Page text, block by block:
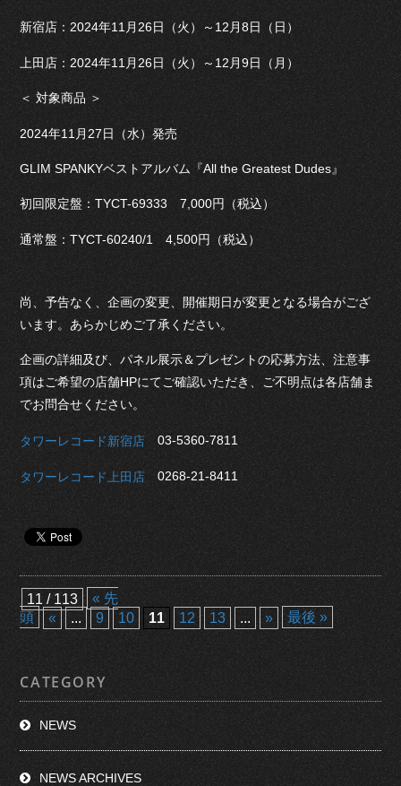
新宿店：2024年11月26日（火）～12月8日（日）
上田店：2024年11月26日（火）～12月9日（月）
＜ 対象商品 ＞
2024年11月27日（水）発売
GLIM SPANKYベストアルバム『All the Greatest Dudes』
初回限定盤：TYCT-69333 7,000円（税込）
通常盤：TYCT-60240/1 4,500円（税込）
尚、予告なく、企画の変更、開催期日が変更となる場合がござ
います。あらかじめご了承ください。
企画の詳細及び、パネル展示＆プレゼントの応募方法、注意事
項はご希望の店舗HPにてご確認いただき、ご不明点は各店舗ま
でお問合せください。
タワーレコード新宿店 03-5360-7811
タワーレコード上田店 0268-21-8411
11 / 113
« 先
頭
« ... 9 10 11 12 13 ... » 最後 »
CATEGORY
NEWS
NEWS ARCHIVES